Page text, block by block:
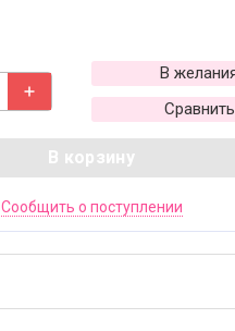
В
Сравнить
В корзину
Сообщить о поступлении